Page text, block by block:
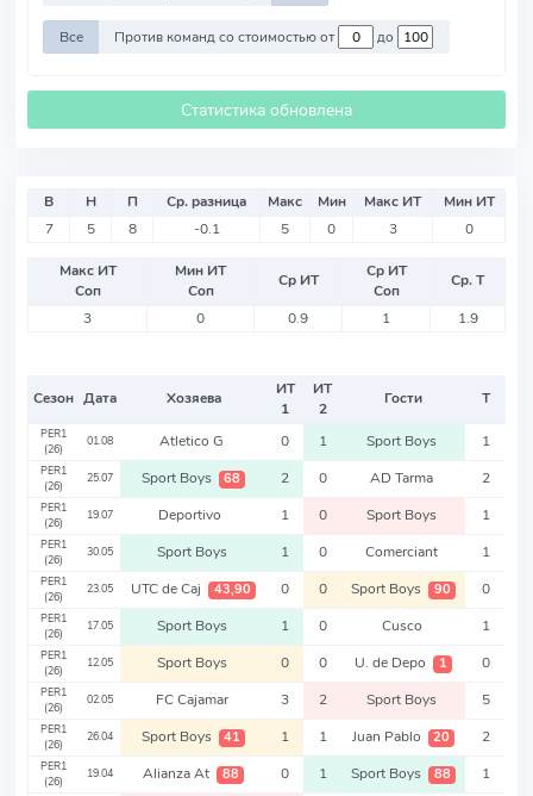
Все Против команд со стоимостью от до
Статистика обновлена
В Н П Ср. разница Макс Мин Макс ИТ
Мин ИТ
7
5 8 -0.1 5 0 3 0
Макс ИТ
Соп
Мин ИТ
Соп
Ср ИТ
Ср ИТ
Соп
Ср. Т
3
0 0.9 1 1.9
Сезон Дата Хозяева
ИТ
1
ИТ
2
Гости Т
PER1
(26)
01.08 Atletico G 0 1 Sport Boys 1
PER1
(26)
25.07 Sport Boys 68 2 0 AD Tarma 2
PER1
(26)
19.07 Deportivo 1 0 Sport Boys 1
PER1
(26)
30.05 Sport Boys 1 0 Comerciant 1
PER1
(26)
23.05 UTC de Caj 43,90 0 0 Sport Boys 90 0
PER1
(26)
17.05 Sport Boys 1 0 Cusco 1
PER1
(26)
12.05 Sport Boys 0 0 U. de Depo 1 0
PER1
(26)
02.05 FC Cajamar 3 2 Sport Boys 5
PER1
(26)
26.04 Sport Boys 41 1 1 Juan Pablo 20 2
PER1
(26)
19.04 Alianza At 88 0 1 Sport Boys 88 1